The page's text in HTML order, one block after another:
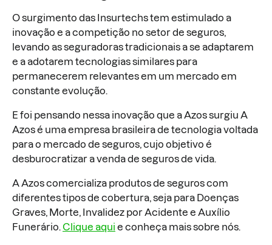
O surgimento das Insurtechs tem estimulado a
inovação e a competição no setor de seguros,
levando as seguradoras tradicionais a se adaptarem
e a adotarem tecnologias similares para
permanecerem relevantes em um mercado em
constante evolução.
E foi pensando nessa inovação que a Azos surgiu A
Azos é uma empresa brasileira de tecnologia voltada
para o mercado de seguros, cujo objetivo é
desburocratizar a venda de seguros de vida.
A Azos comercializa produtos de seguros com
diferentes tipos de cobertura, seja para Doenças
Graves, Morte, Invalidez por Acidente e Auxílio
Funerário. Clique aqui e conheça mais sobre nós.